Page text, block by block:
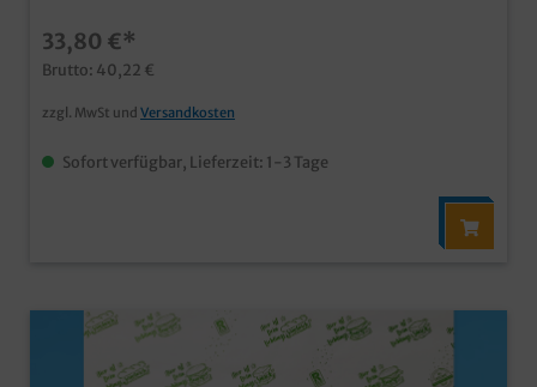
33,80 €*
Brutto: 40,22 €
zzgl. MwSt und Versandkosten
Sofort verfügbar, Lieferzeit: 1-3 Tage